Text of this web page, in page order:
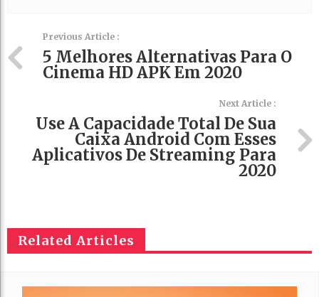
Previous Article :
5 Melhores Alternativas Para O
Cinema HD APK Em 2020
Next Article :
Use A Capacidade Total De Sua
Caixa Android Com Esses
Aplicativos De Streaming Para
2020
Related Articles